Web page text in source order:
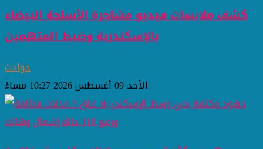
كشف ملابسات فيديو مشاجرة الأسلحة البيضاء
بالإسكندرية وضبط المتهمين
حوادث
الأحد 09 أغسطس 2026 10:27 مساءً